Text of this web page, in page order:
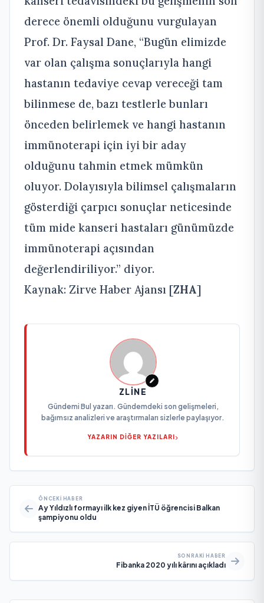
derece önemli olduğunu vurgulayan
Prof. Dr. Faysal Dane, “Bugün elimizde
var olan çalışma sonuçlarıyla hangi
hastanın tedaviye cevap vereceği tam
bilinmese de, bazı testlerle bunları
önceden belirlemek ve hangi hastanın
immünoterapi için iyi bir aday
olduğunu tahmin etmek mümkün
oluyor. Dolayısıyla bilimsel çalışmaların
gösterdiği çarpıcı sonuçlar neticesinde
tüm mide kanseri hastaları günümüzde
immünoterapi açısından
değerlendiriliyor.” diyor.
Kaynak: Zirve Haber Ajansı [ZHA]
ZLINE
Gündemi Bul yazarı. Gündemdeki son gelişmeleri,
bağımsız analizleri ve araştırmaları sizlerle paylaşıyor.
YAZARIN DİĞER YAZILARI
ÖNCEKI HABER
Ay Yıldızlı formayı ilk kez giyen İTÜ öğrencisi Balkan
şampiyonu oldu
SONRAKI HABER
Fibanka 2020 yılı kârını açıkladı